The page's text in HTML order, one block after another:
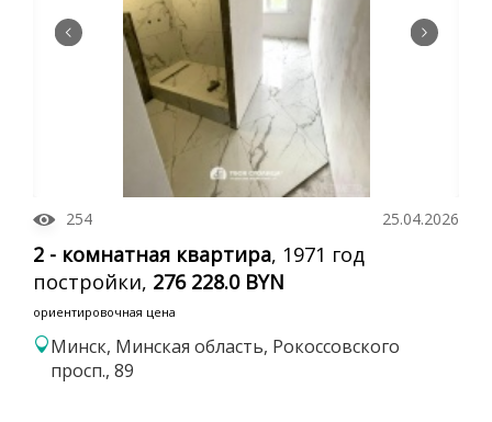
254 25.04.2026
2 - комнатная квартира, 1971 год
постройки, 276 228.0 BYN
ориентировочная цена
Минск, Минская область, Рокоссовского
просп., 89